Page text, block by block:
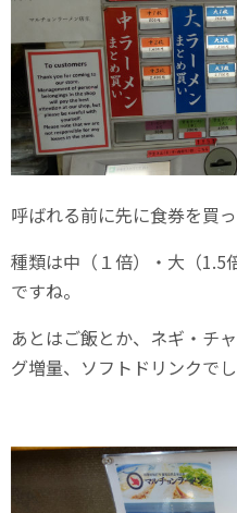
呼ばれる前に先に食券を買っ
種類は中（１倍）・大（1.5
ですね。
あとはご飯とか、ネギ・チ
グ増量、ソフトドリンクでし